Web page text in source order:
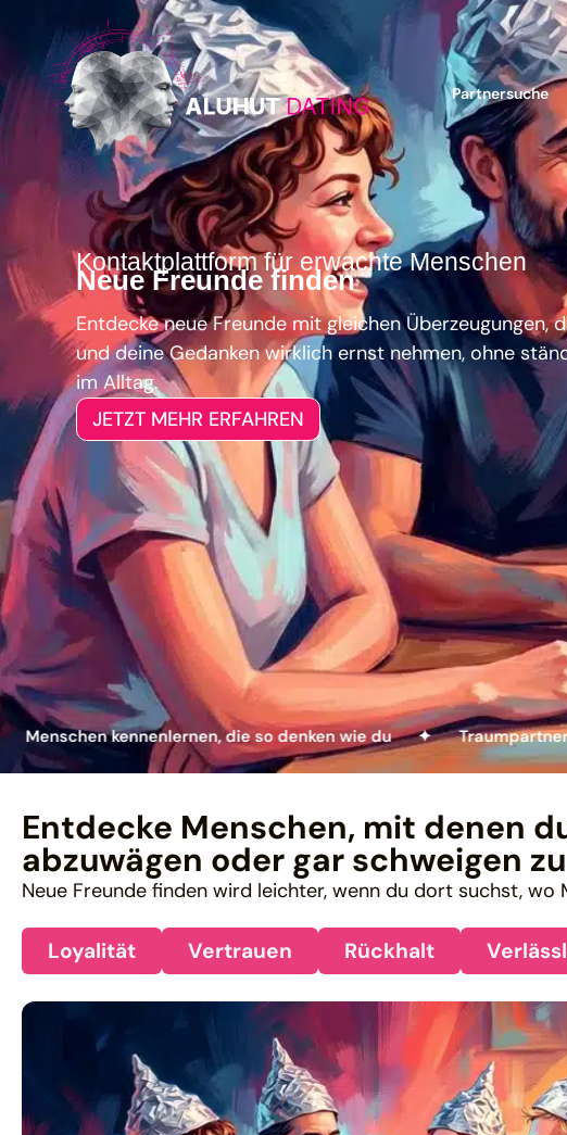
Partnersuche
Kontaktplattform für erwachte Menschen
Neue Freunde finden
Entdecke neue Freunde mit gleichen Überzeugungen,
und deine Gedanken wirklich ernst nehmen, ohne
im Alltag.
JETZT MEHR ERFAHREN
kennenlernen, die so denken wie du ✦ Traumpartner mit
Entdecke Menschen, mit denen
abzuwägen oder gar schweigen
Neue Freunde finden wird leichter, wenn du dort suchst,
Loyalität Vertrauen Rückhalt